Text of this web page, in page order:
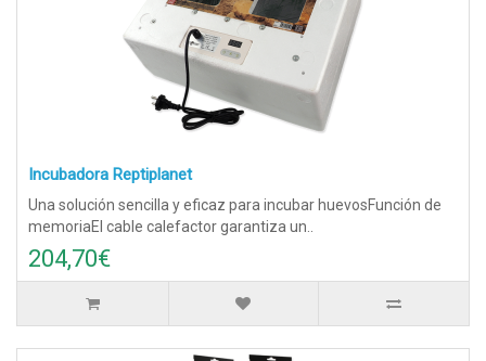
Incubadora Reptiplanet
Una solución sencilla y eficaz para incubar huevosFunción de
memoriaEl cable calefactor garantiza un..
204,70€